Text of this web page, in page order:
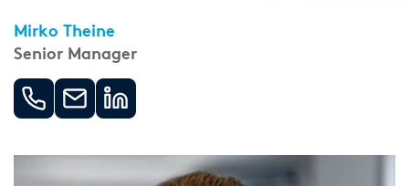
Mirko Theine
Senior Manager